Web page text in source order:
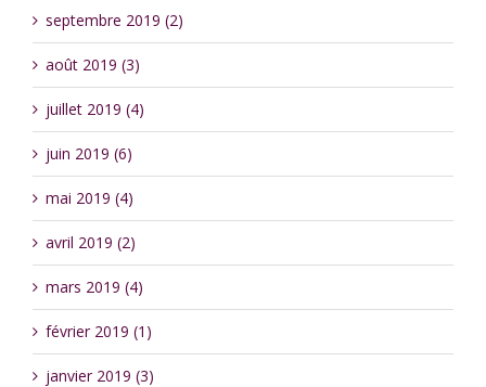
septembre 2019 (2)
août 2019 (3)
juillet 2019 (4)
juin 2019 (6)
mai 2019 (4)
avril 2019 (2)
mars 2019 (4)
février 2019 (1)
janvier 2019 (3)